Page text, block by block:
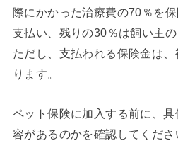
際にかかった治療費の70％を
支払い、残りの30％は飼い主の
ただし、支払われる保険金は
ります。
ペット保険に加入する前に、
容があるのかを確認してくだ